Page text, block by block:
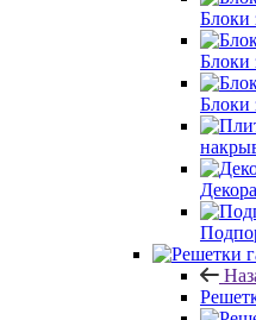
Блоки
Блоки
Блоки